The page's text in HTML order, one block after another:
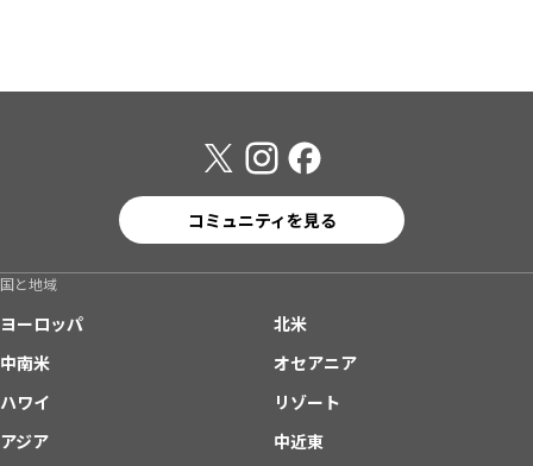
コミュニティを見る
国と地域
ヨーロッパ
北米
中南米
オセアニア
ハワイ
リゾート
アジア
中近東